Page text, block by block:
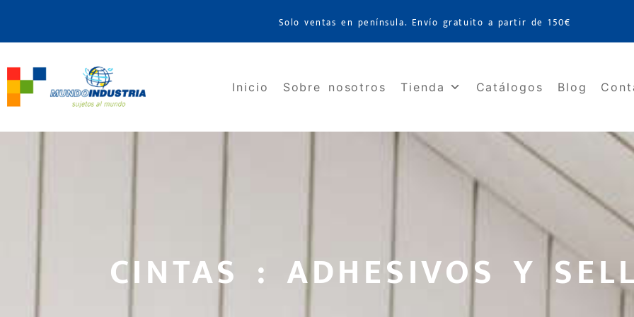
Solo ventas en península. Envío gratuito a partir de 150€
Inicio Sobre nosotros Tienda Catálogos Blog
CINTAS : ADHESIVOS Y